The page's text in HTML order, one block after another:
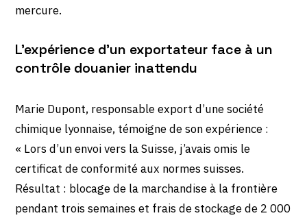
mercure.
L’expérience d’un exportateur face à un
contrôle douanier inattendu
Marie Dupont, responsable export d’une société
chimique lyonnaise, témoigne de son expérience :
« Lors d’un envoi vers la Suisse, j’avais omis le
certificat de conformité aux normes suisses.
Résultat : blocage de la marchandise à la frontière
pendant trois semaines et frais de stockage de 2 000